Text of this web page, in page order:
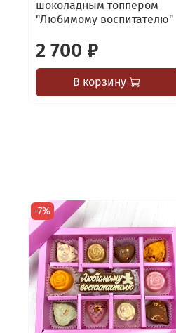
шоколадным топпером
"Любимому воспитателю"
2 700 ₽
В корзину
-7%